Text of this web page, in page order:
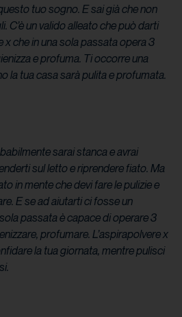
tuo sogno. E sai già che non
C’è un valido alleato che può darti
x che in una sola passata opera 3
e profuma. Ti occorre una
la tua casa sarà pulita e profumata.
sarai stanca e avrai
sul letto e riprendere fiato. Ma
in mente che devi fare le pulizie e
E se ad aiutarti ci fosse un
passata è capace di operare 3
profumare. L’aspirapolvere x
la tua giornata, mentre pulisci